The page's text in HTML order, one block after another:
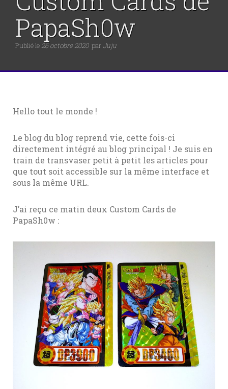
PapaSh0w
Publié le 26 octobre 2020 parJuju
Hello tout le monde !
Le blog du blog reprend vie, cette fois-ci
directement intégré au blog principal ! Je suis en
train de transvaser petit à petit les articles pour
que tout soit accessible sur la même interface et
sous la même URL.
J’ai reçu ce matin deux Custom Cards de
PapaSh0w :